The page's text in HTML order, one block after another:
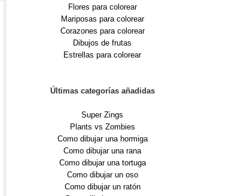
Flores para colorear
Mariposas para colorear
Corazones para colorear
Dibujos de frutas
Estrellas para colorear
Últimas categorías añadidas
Super Zings
Plants vs Zombies
Como dibujar una hormiga
Como dibujar una rana
Como dibujar una tortuga
Como dibujar un oso
Como dibujar un ratón